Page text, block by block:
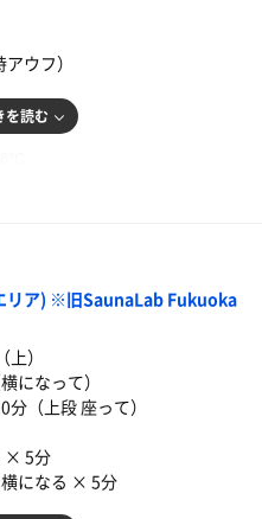
いんじゃない？」と思うくら
‼︎
ナ室】
て右手・ヒーターから一番
ウリュ時の蒸気の降り注ぎ方
断然熱い‼︎
の前で温度も深さもちょうど
す。
激する素晴らしさでした…本
。
ウフ）
ウフ）
を読む
リア) ※旧SaunaLab Fukuoka
）
なって）
上段 座って）
× 5分
なる × 5分